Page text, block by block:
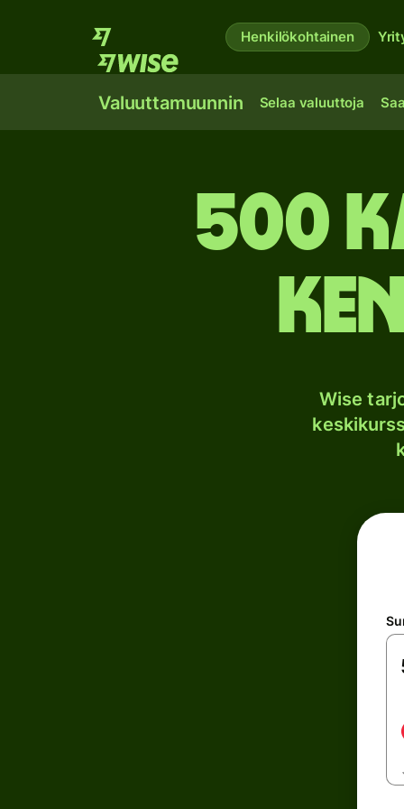
Henkilökohtainen
Valuuttamuunnin Selaa valuuttoja
500
Wise